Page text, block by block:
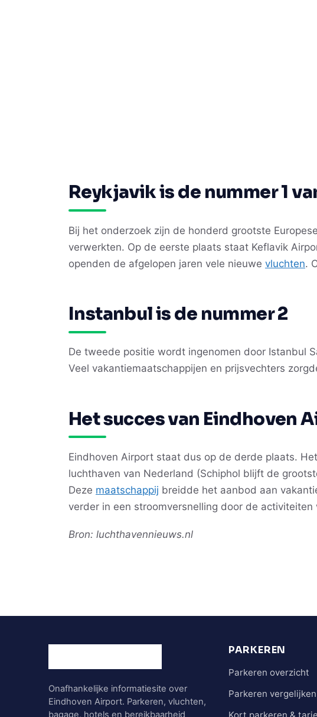
Reykjavik is de nummer 1
Bij het onderzoek zijn de honderd grootste
verwerkten. Op de eerste plaats staat Keflavik
openden de afgelopen jaren vele nieuwe vluchten.
Instanbul is de nummer 2
De tweede positie wordt ingenomen door Istanbul
Veel vakantiemaatschappijen en prijsvechters
Het succes van Eindhoven
Eindhoven Airport staat dus op de derde plaats.
luchthaven van Nederland (Schiphol blijft de
Deze maatschappij breidde het aanbod aan
verder in een stroomversnelling door de activiteiten
Bron: luchthavennieuws.nl
Onafhankelijke informatiesite over
Eindhoven Airport. Parkeren, vluchten,
bagage, hotels en bereikbaarheid
PARKEREN
Parkeren overzicht
Parkeren vergelijken